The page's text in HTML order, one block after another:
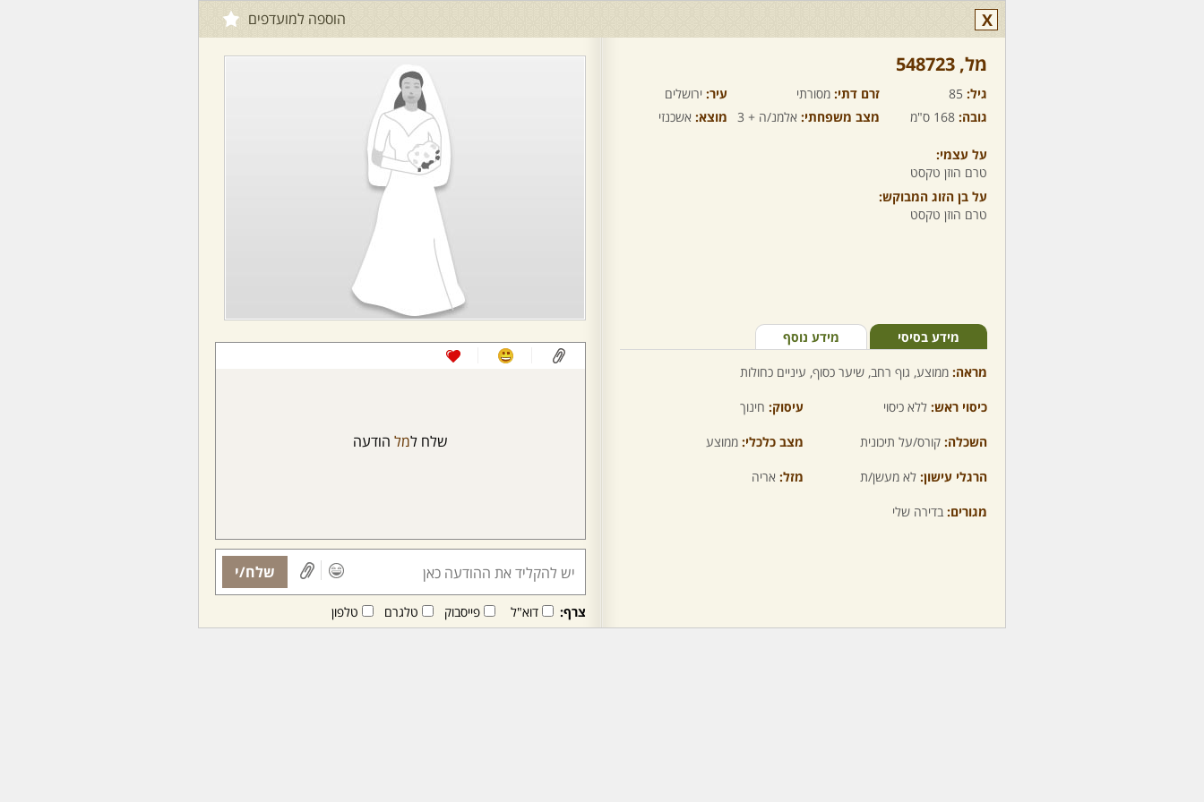
X הוספה למועדפים
מל,‏ 548723
גיל: 85 זרם דתי: מסורתי עיר: ירושלים
גובה: 168 ס"מ מצב משפחתי: אלמנ/ה + 3 מוצא: אשכנזי
על עצמי:
טרם הוזן טקסט
על בן הזוג המבוקש:
טרם הוזן טקסט
מידע בסיסי מידע נוסף
מראה: ממוצע, גוף רחב, שיער כסוף, עיניים כחולות
כיסוי ראש: ללא כיסוי עיסוק: חינוך
השכלה: קורס/על תיכונית מצב כלכלי: ממוצע
הרגלי עישון: לא מעשן/ת מזל: אריה
מגורים: בדירה שלי
שלח למל הודעה
שלח/י
צרף: דוא"ל פייסבוק טלגרם טלפון